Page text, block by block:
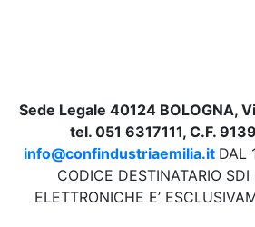
Sede Legale 40124 BOLOGNA,
tel. 051 6317111, C.F.
info@confindustriaemilia.it DAL
CODICE DESTINATARIO SDI
ELETTRONICHE E’